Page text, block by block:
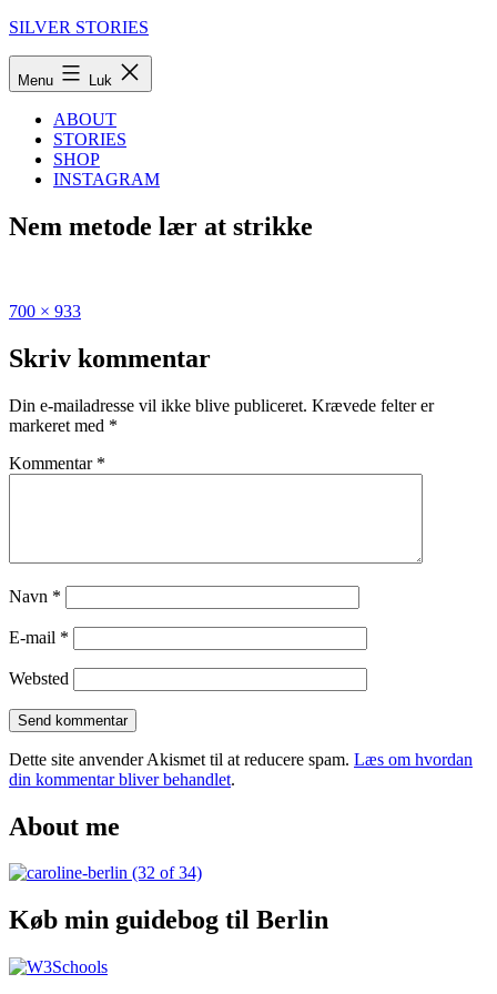
Fortsæt
SILVER STORIES
Menu Luk
ABOUT
STORIES
SHOP
INSTAGRAM
Nem metode lær at strikke
Udgivet
Guide:
Sådan
du
at
Fuld
700 × 933
Skriv kommentar
Din e-mailadresse vil ikke blive publiceret. Krævede felter er
markeret med *
Kommentar *
Navn *
E-mail *
Websted
Dette site anvender Akismet til at reducere spam. Læs om hvordan
din kommentar bliver behandlet.
About me
Køb min guidebog til Berlin